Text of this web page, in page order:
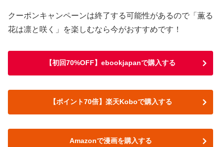
クーポンキャンペーンは終了する可能性があるので「薫る
花は凛と咲く」を楽しむなら今がおすすめです！
【初回70%OFF】ebookjapanで購入する
【ポイント70倍】楽天Koboで購入する
Amazonで漫画を購入する